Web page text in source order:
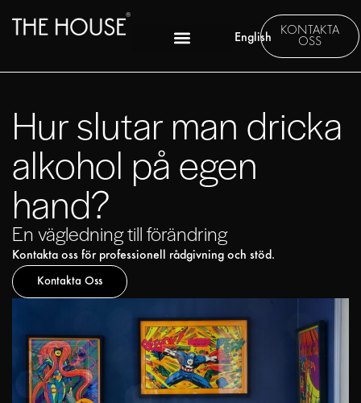
English
KONTAKTA
OSS
Hur slutar man dricka
alkohol på egen
hand?
En vägledning till förändring
Kontakta oss för professionell rådgivning och stöd.
Kontakta Oss